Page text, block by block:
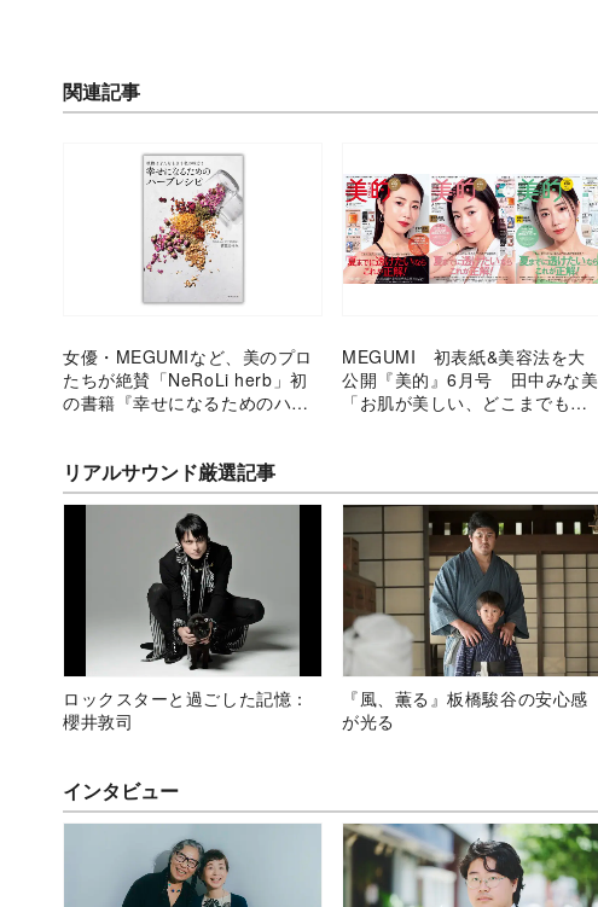
関連記事
女優・MEGUMIなど、美のプロ
たちが絶賛「NeRoLi herb」初
の書籍『幸せになるためのハー
MEGUMI 初表紙&美容法を大
公開『美的』6月号 田中みな美
「お肌が美しい、どこまでもつ
リアルサウンド厳選記事
ロックスターと過ごした記憶：
櫻井敦司
『風、薫る』板橋駿谷の安心感
が光る
インタビュー